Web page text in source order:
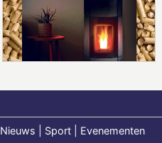
Nieuws | Sport | Evenementen